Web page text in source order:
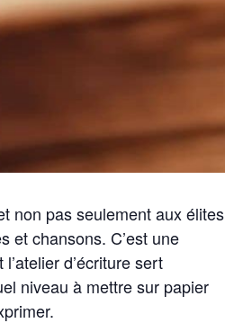
non pas seulement aux élites
et chansons. C’est une
d’écriture sert
niveau à mettre sur papier